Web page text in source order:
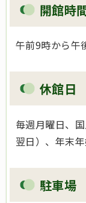
開館時
午前9時から午
休館日
毎週月曜日、
翌日）、年末
駐車場